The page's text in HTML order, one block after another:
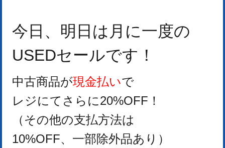
今日、明日は月に一度の
USEDセールです！
中古商品が現金払いで
レジにてさらに20%OFF！
（その他の支払方法は
10%OFF、 一部除外品あり）